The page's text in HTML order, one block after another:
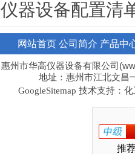
仪器设备配置清
网站首页 公司简介 产品中
惠州市华高仪器设备有限公司
地址：惠州市江北文昌
GoogleSitemap 技术支持：
推